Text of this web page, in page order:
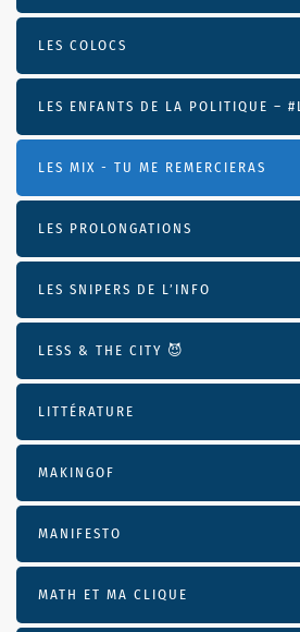
LES COLOCS
LES ENFANTS DE LA POLITIQUE –
LES MIX - TU ME REMERCIERAS
LES PROLONGATIONS
LES SNIPERS DE L’INFO
LESS & THE CITY 😈
LITTÉRATURE
MAKINGOF
MANIFESTO
MATH ET MA CLIQUE